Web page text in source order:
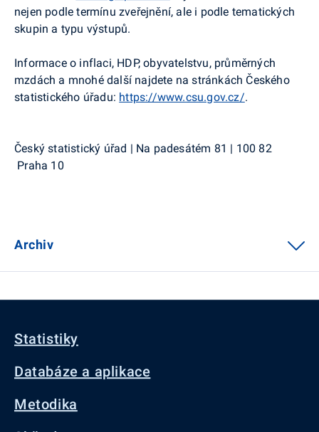
nejen podle termínu zveřejnění, ale i podle tematických
skupin a typu výstupů.
Informace o inflaci, HDP, obyvatelstvu, průměrných
mzdách a mnohé další najdete na stránkách Českého
statistického úřadu: https://www.csu.gov.cz/.
Český statistický úřad | Na padesátém 81 | 100 82
Praha 10
Archiv
Statistiky
Databáze a aplikace
Metodika